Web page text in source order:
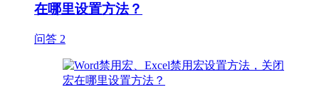
在哪里设置方法？
问答 2